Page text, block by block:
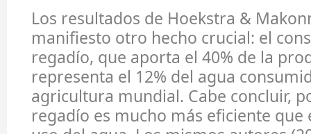
Los resultados de Hoekstra &
manifiesto otro hecho crucial: el
regadío, que aporta el 40% de la
representa el 12% del agua
agricultura mundial. Cabe concluir,
regadío es mucho más eficiente que